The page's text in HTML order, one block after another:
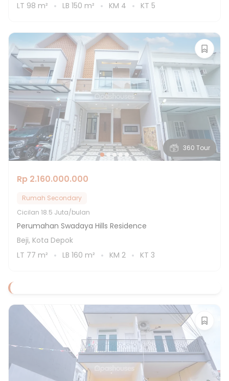
LT 98 m² LB 150 m² KM 4 KT 5
360 Tour
Rp 2.160.000.000
Rumah Secondary
Cicilan 18.5 Juta/bulan
Perumahan Swadaya Hills Residence
Beji, Kota Depok
LT 77 m² LB 160 m² KM 2 KT 3